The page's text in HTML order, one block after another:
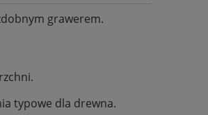
grawerem.
typowe dla drewna.